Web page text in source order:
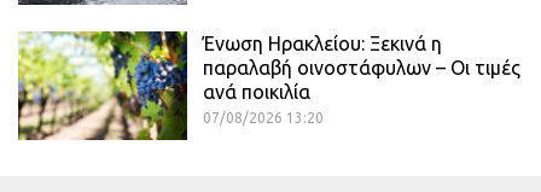
Ένωση Ηρακλείου: Ξεκινά η
παραλαβή οινοστάφυλων – Οι τιμές
ανά ποικιλία
07/08/2026 13:20